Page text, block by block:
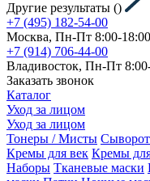
Другие результаты ()
+7 (495) 182-54-00
Москва, Пн-Пт 8:00-18:00
+7 (914) 706-44-00
Владивосток, Пн-Пт
Заказать звонок
Каталог
Уход за лицом
Уход за лицом
Тонеры / Мисты
Кремы для век Кремы
Наборы Тканевые маски